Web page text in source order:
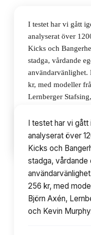
I testet har vi gått
analyserat över
Kicks och
stadga, vårdande
användarvänlighet.
kr, med modeller
Lernberger
I testet har vi gått
analyserat över
Kicks och
stadga,
256 kr, med
Björn Axén,
och Kevin